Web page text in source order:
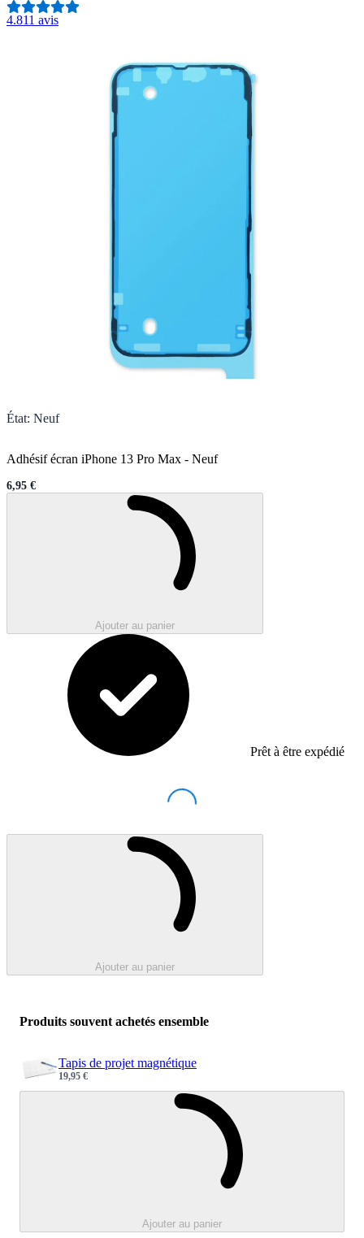
4.811 avis
État: Neuf
Adhésif écran iPhone 13 Pro Max - Neuf
Sale price
6,95 €
Ajouter au panier
Prêt à être expédié
Loading...
Ajouter au panier
Produits souvent achetés ensemble
Tapis de projet magnétique
Sale price
19,95 €
Ajouter au panier